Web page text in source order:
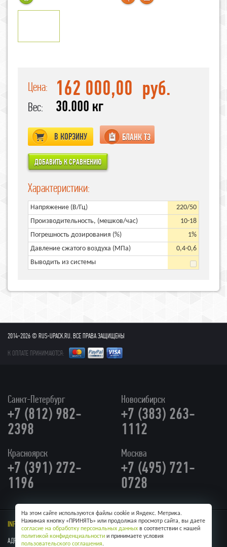
Цена: 162 000,00 руб.
Вес: 30.000 кг
В КОРЗИНУ БЛАНК ТЗ
Характеристики:
Напряжение (В/Гц)
220/50
Производительность, (мешков/час)
10-18
Погрешность дозирования (%)
1%
Давление сжатого воздуха (МПа)
0,4-0,6
Выводить из системы
2014-2026 © RUS-UPACK.RU. ВСЕ ПРАВА ЗАЩИЩЕНЫ
К ОПЛАТЕ ПРИНИМАЮТСЯ:
Санкт-Петербург
+7 (812) 982-
2398
Новосибирск
+7 (383) 263-
1112
Красноярск
+7 (391) 272-
1196
Москва
+7 (495) 721-
0728
INFO@RUS-UPACK.RU/ Skype:RUS-UPACK
АДРЕС: Г. МОСКВА, УЛ КУЛАКОВА, 20
На этом сайте используются файлы cookie и Яндекс. Метрика.
Нажимая кнопку «ПРИНЯТЬ» или продолжая просмотр сайта, вы даете
согласие на обработку персональных данных в соответствии с нашей
политикой конфиденциальности и принимаете условия
пользовательского соглашения.